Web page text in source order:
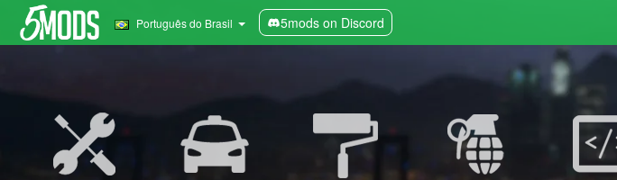
Português do Brasil 5mods on Discord